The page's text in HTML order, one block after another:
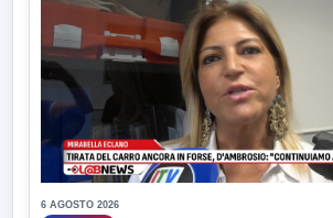
6 AGOSTO 2026